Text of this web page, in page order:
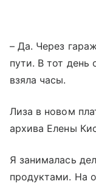
– Да. Через
пути. В тот день
взяла часы.
Лиза в новом
архива Елены
Я занималась
продуктами. На